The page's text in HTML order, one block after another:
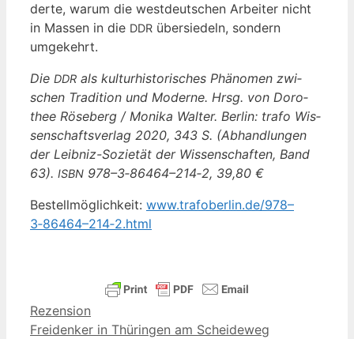
der­te, war­um die west­deut­schen Arbei­ter nicht
in Mas­sen in die DDR über­sie­deln, son­dern
umgekehrt.
Die DDR als kul­tur­his­to­ri­sches Phä­no­men zwi­
schen Tra­di­ti­on und Moder­ne. Hrsg. von Doro­
thee Röse­berg / Moni­ka Wal­ter. Ber­lin: tra­fo Wis­
sen­schafts­ver­lag 2020, 343 S. (Abhand­lun­gen
der Leib­niz-Sozie­tät der Wis­sen­schaf­ten, Band
63). ISBN 978–3‑86464–214‑2, 39,80 €
Bestell­mög­lich­keit: www.trafoberlin.de/978–
3‑86464–214‑2.html
Kategorien
Rezension
Freidenker in Thüringen am Scheideweg